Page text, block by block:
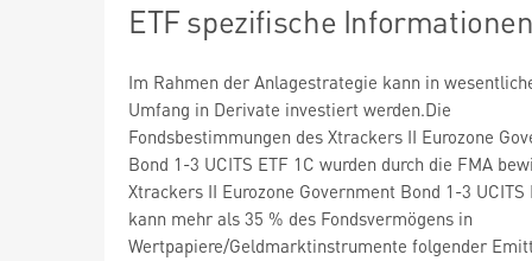
ETF spezifische
Im Rahmen der Anlagestrategie kann in
Umfang in Derivate investiert werden.Die
Fondsbestimmungen des Xtrackers II Eurozone
Bond 1-3 UCITS ETF 1C wurden durch die FMA
Xtrackers II Eurozone Government Bond 1-3 UCITS
kann mehr als 35 % des Fondsvermögens in
Wertpapiere/Geldmarktinstrumente folgender